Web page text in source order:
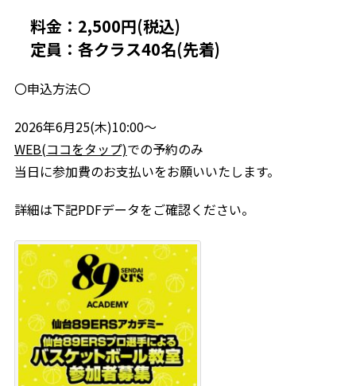
料金：2,500円(税込)
定員：各クラス40名(先着)
〇申込方法〇
2026年6月25(木)10:00～
WEB(ココをタップ)での予約のみ
当日に参加費のお支払いをお願いいたします。
詳細は下記PDFデータをご確認ください。